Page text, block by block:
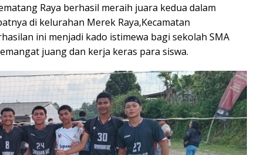
Raya berhasil meraih juara kedua dalam
di kelurahan Merek Raya,Kecamatan
ini menjadi kado istimewa bagi sekolah SMA
juang dan kerja keras para siswa.